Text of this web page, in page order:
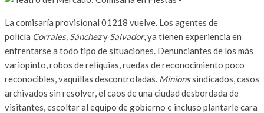
La comisaría provisional 01218 vuelve. Los agentes de
policía Corrales, Sánchezy Salvador, ya tienen experiencia en
enfrentarse a todo tipo de situaciones. Denunciantes de los más
variopinto, robos de reliquias, ruedas de reconocimiento poco
reconocibles, vaquillas descontroladas. Minionssindicados, casos
archivados sin resolver, el caos de una ciudad desbordada de
visitantes, escoltar al equipo de gobierno e incluso plantarle cara